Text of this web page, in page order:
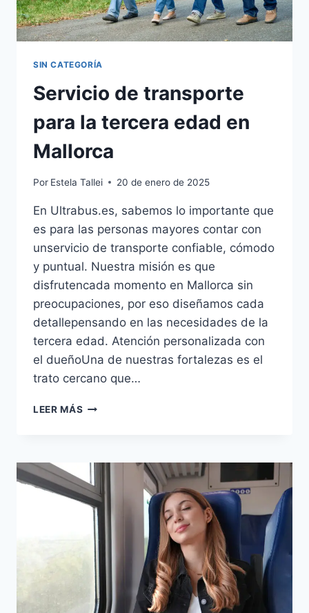
SIN CATEGORÍA
Servicio de transporte
para la tercera edad en
Mallorca
Por Estela Tallei 20 de enero de 2025
En Ultrabus.es, sabemos lo importante que
es para las personas mayores contar con
unservicio de transporte confiable, cómodo
y puntual. Nuestra misión es que
disfrutencada momento en Mallorca sin
preocupaciones, por eso diseñamos cada
detallepensando en las necesidades de la
tercera edad. Atención personalizada con
el dueñoUna de nuestras fortalezas es el
trato cercano que…
LEER MÁS